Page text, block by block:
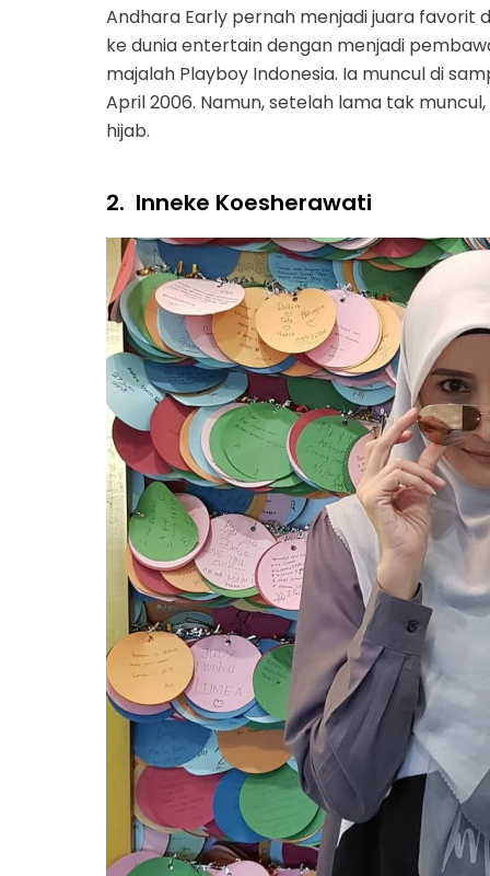
Andhara Early pernah menjadi juara favorit
ke dunia entertain dengan menjadi
majalah Playboy Indonesia. Ia muncul di
April 2006. Namun, setelah lama tak
hijab.
2. Inneke Koesherawati